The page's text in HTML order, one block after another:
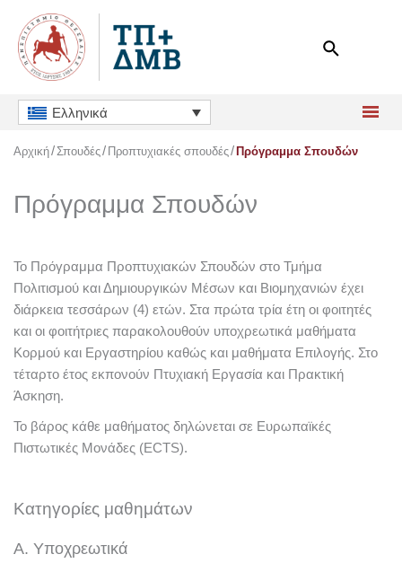
περιεχόμενο
Ελληνικά
Αρχική Σπουδές Προπτυχιακές σπουδές Πρόγραμμα Σπουδών
Πρόγραμμα Σπουδών
Το Πρόγραμμα Προπτυχιακών Σπουδών στο Τμήμα
Πολιτισμού και Δημιουργικών Μέσων και Βιομηχανιών έχει
διάρκεια τεσσάρων (4) ετών. Στα πρώτα τρία έτη οι φοιτητές
και οι φοιτήτριες παρακολουθούν υποχρεωτικά μαθήματα
Κορμού και Εργαστηρίου καθώς και μαθήματα Επιλογής. Στο
τέταρτο έτος εκπονούν Πτυχιακή Εργασία και Πρακτική
Άσκηση.
Το βάρος κάθε μαθήματος δηλώνεται σε Ευρωπαϊκές
Πιστωτικές Μονάδες (ECTS).
Κατηγορίες μαθημάτων
Α. Υποχρεωτικά